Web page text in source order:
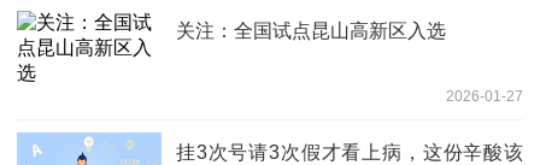
关注：全国试点昆山高新区入选
2026-01-27
挂3次号请3次假才看上病，这份辛酸该